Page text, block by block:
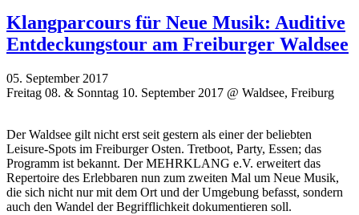
Klangparcours für Neue Musik: Auditive
Entdeckungstour am Freiburger Waldsee
05. September 2017
Freitag 08. & Sonntag 10. September 2017 @ Waldsee, Freiburg
Der Waldsee gilt nicht erst seit gestern als einer der beliebten
Leisure-Spots im Freiburger Osten. Tretboot, Party, Essen; das
Programm ist bekannt. Der MEHRKLANG e.V. erweitert das
Repertoire des Erlebbaren nun zum zweiten Mal um Neue Musik,
die sich nicht nur mit dem Ort und der Umgebung befasst, sondern
auch den Wandel der Begrifflichkeit dokumentieren soll.